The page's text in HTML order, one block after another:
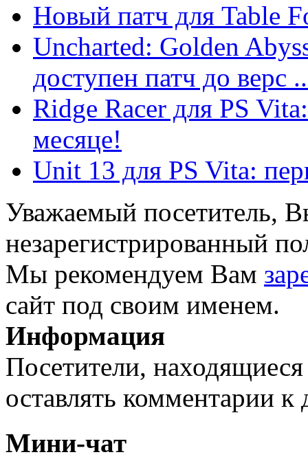
Новый патч для Table
Uncharted: Golden
доступен патч до верс
Ridge Racer для PS
месяце!
Unit 13 для PS Vita:
Уважаемый посетитель,
незарегистрированный
Мы рекомендуем Вам
сайт под своим именем.
Информация
Посетители,
оставлять комментарии
Мини-чат